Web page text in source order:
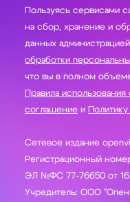
Пользуясь сервисами
на сбор, хранение и обработку ваших персональных
данных
обработки
что вы в полном
Правила использования
соглашение и
Сетевое издание
Регистрационный
ЭЛ №ФС 77-76650 от
Учредитель: ООО "Опен